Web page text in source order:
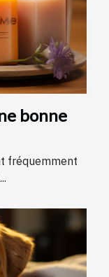
bonne
fréquemment